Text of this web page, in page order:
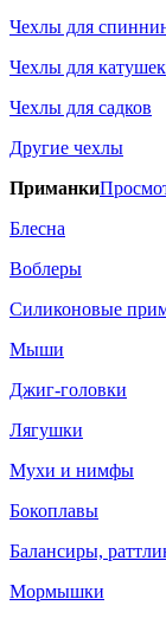
Чехлы для
Чехлы для катушек
Чехлы для садков
Другие чехлы
Приманки
Блесна
Воблеры
Силиконовые
Мыши
Джиг-головки
Лягушки
Мухи и нимфы
Бокоплавы
Балансиры,
Мормышки